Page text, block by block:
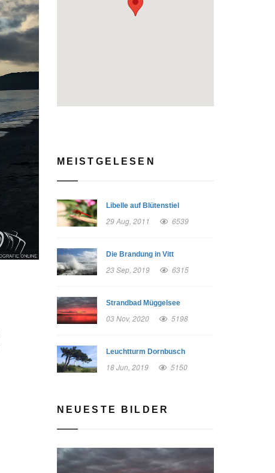
MEISTGELESEN
Libelle auf Blütenstiel
29 Aug, 2011 6539
Die Brandung in Vitt
23 Sep, 2019 6315
Strandbad Müggelsee
03 Nov, 2020 5198
Leuchtturm Dornbusch
18 Jun, 2019 5150
NEUESTE BILDER